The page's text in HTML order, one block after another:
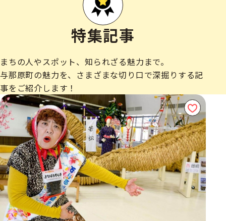
特集記事
まちの人やスポット、知られざる魅力まで。
与那原町の魅力を、さまざまな切り口で深掘りする記
事をご紹介します！